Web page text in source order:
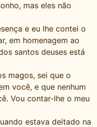
mas eles não
e eu lhe contei o
em homenagem ao
santos deuses está
magos, sei que o
você, e que nenhum
Vou contar-lhe o meu
estava deitado na